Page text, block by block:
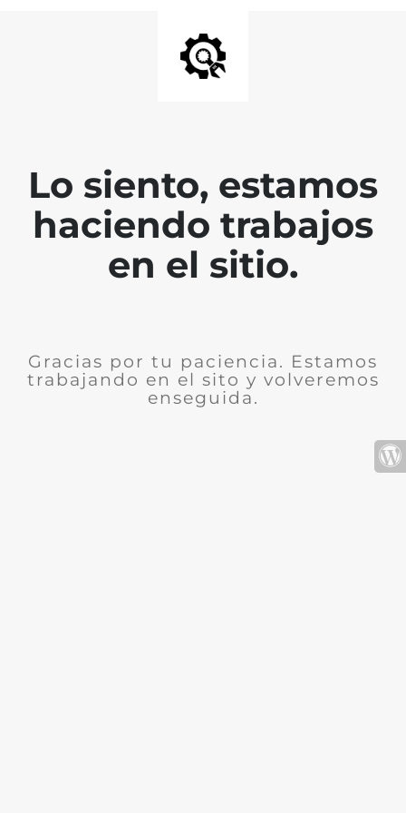
Lo siento, estamos
haciendo trabajos
en el sitio.
Gracias por tu paciencia. Estamos
trabajando en el sito y volveremos
enseguida.